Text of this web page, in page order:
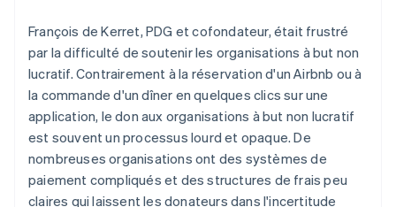
François de Kerret, PDG et cofondateur, était frustré
par la difficulté de soutenir les organisations à but non
lucratif. Contrairement à la réservation d'un Airbnb ou à
la commande d'un dîner en quelques clics sur une
application, le don aux organisations à but non lucratif
est souvent un processus lourd et opaque. De
nombreuses organisations ont des systèmes de
paiement compliqués et des structures de frais peu
claires qui laissent les donateurs dans l'incertitude